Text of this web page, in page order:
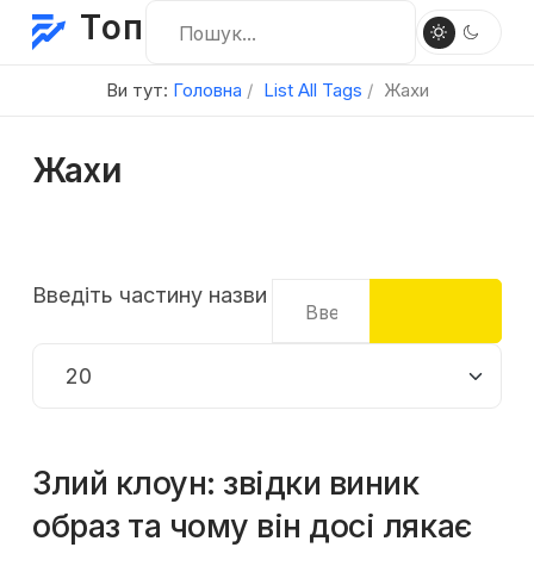
Топ
Ви тут: Головна List All Tags Жахи
Жахи
Введіть частину назви
Злий клоун: звідки виник
образ та чому він досі лякає